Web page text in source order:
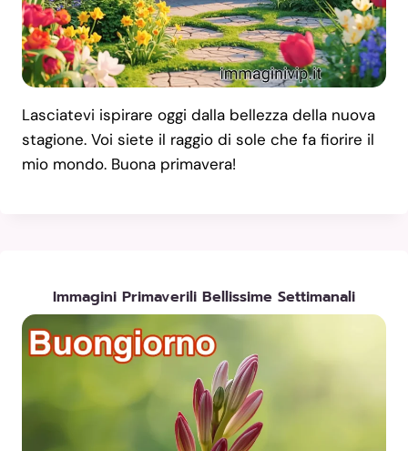
Lasciatevi ispirare oggi dalla bellezza della nuova
stagione. Voi siete il raggio di sole che fa fiorire il
mio mondo. Buona primavera!
Immagini Primaverili Bellissime Settimanali